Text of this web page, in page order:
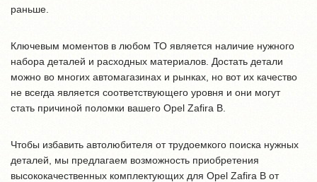
раньше.
Ключевым моментов в любом ТО является наличие нужного
набора деталей и расходных материалов. Достать детали
можно во многих автомагазинах и рынках, но вот их качество
не всегда является соответствующего уровня и они могут
стать причиной поломки вашего Opel Zafira B.
Чтобы избавить автолюбителя от трудоемкого поиска нужных
деталей, мы предлагаем возможность приобретения
высококачественных комплектующих для Opel Zafira B от